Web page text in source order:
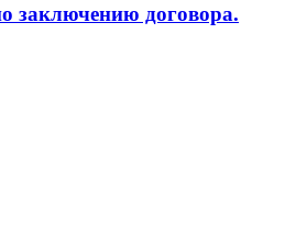
заключению договора.